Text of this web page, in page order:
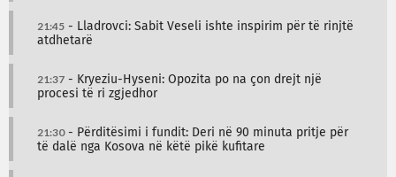
21:45 - Lladrovci: Sabit Veseli ishte inspirim për të rinjtë
atdhetarë
21:37 - Kryeziu-Hyseni: Opozita po na çon drejt një
procesi të ri zgjedhor
21:30- Përditësimi i fundit: Deri në 90 minuta pritje për
të dalë nga Kosova në këtë pikë kufitare